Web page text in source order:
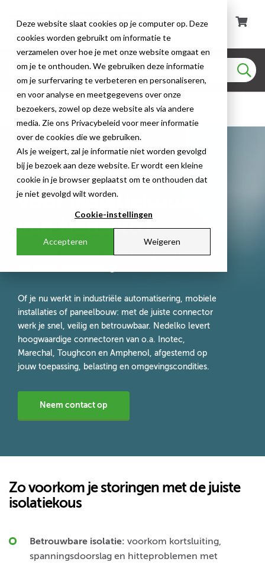
Deze website slaat cookies op je computer op. Deze
cookies worden gebruikt om informatie te
verzamelen over hoe je met onze website omgaat en
om je te onthouden. We gebruiken deze informatie
om je surfervaring te verbeteren en personaliseren,
en voor analyse en meetgegevens over onze
bezoekers, zowel op deze website als via andere
media. Zie ons Privacybeleid voor meer informatie
over de cookies die we gebruiken.
Als je weigert, zal je informatie niet worden gevolgd
bij je bezoek aan deze website. Er wordt een kleine
cookie in je browser geplaatst om te onthouden dat
je niet gevolgd wilt worden.
Cookie-instellingen
Accepteren Weigeren
Kabel- & Installatiemateriaal
Isolatiemateriaal: voor veilige, duurzame
Waarom kiezen
voor isolatiekousen
van Nedelko?
Of je nu werkt in industriële automatisering, mobiele
installaties of paneelbouw: met de juiste connector
werk je snel, veilig en betrouwbaar. Nedelko levert
hoogwaardige connectoren van o.a. Inotec,
Marechal, Toughcon en Amphenol, afgestemd op
jouw toepassing, belasting en omgevingscondities.
Neem contact op
Zo voorkom je storingen met de juiste
isolatiekous
Betrouwbare isolatie: voorkom kortsluiting,
spanningsdoorslag en hitteproblemen met